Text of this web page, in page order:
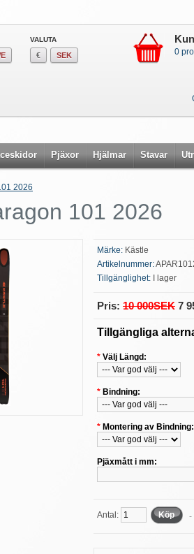
VALUTA
€ SEK 0
Pjäxor Hjälmar Stavar
2026
101 2026
Märke: Kästle
Artikelnummer:
Tillgänglighet: I lager
Pris: 10 000SEK 7
Tillgängliga
* Välj Längd:
* Bindning:
* Montering av Bindning:
Pjäxmått i mm:
Antal: Köp -